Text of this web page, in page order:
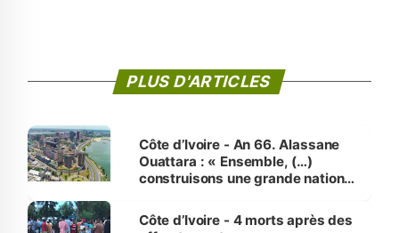
PLUS D'ARTICLES
Côte d’Ivoire - An 66. Alassane
Ouattara : « Ensemble, (…)
construisons une grande nation
générations futures »
Côte d’Ivoire - 4 morts après des